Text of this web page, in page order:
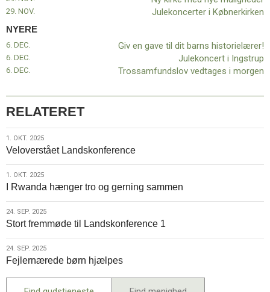
29. NOV. Julekoncerter i Købnerkirken
NYERE
Giv en gave til dit barns historielærer!
6. DEC.
Julekoncert i Ingstrup
6. DEC.
Trossamfundslov vedtages i morgen
6. DEC.
RELATERET
1.
okt.
2025
1. OKT. 2025
Veloverstået Landskonference
1.
okt.
2025
1. OKT. 2025
I Rwanda hænger tro og gerning sammen
24.
sep.
2025
24. SEP. 2025
Stort fremmøde til Landskonference 1
24.
sep.
2025
24. SEP. 2025
Fejlernærede børn hjælpes